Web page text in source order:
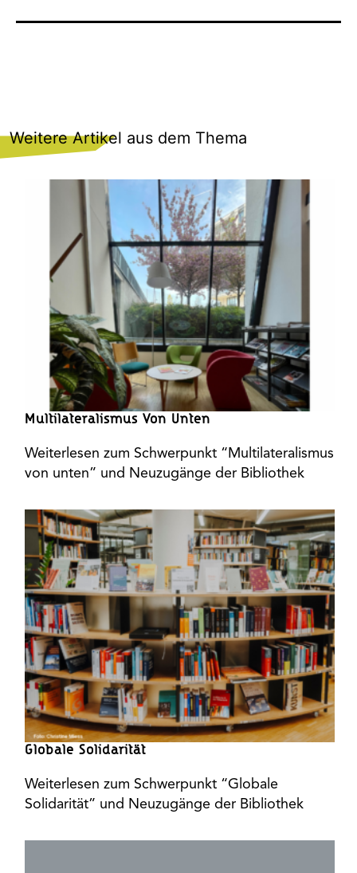
Weitere Artikel aus dem Thema
Multilateralismus Von Unten
Weiterlesen zum Schwerpunkt “Multilateralismus
von unten” und Neuzugänge der Bibliothek
Globale Solidarität
Weiterlesen zum Schwerpunkt “Globale
Solidarität” und Neuzugänge der Bibliothek